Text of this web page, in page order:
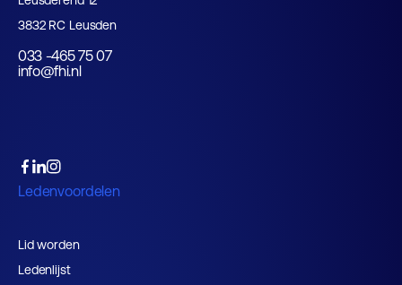
3832 RC Leusden
033 -465 75 07
info@fhi.nl
Ledenvoordelen
Lid worden
Ledenlijst